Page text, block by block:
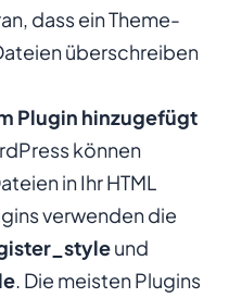
dass ein Theme-
überschreiben
Plugin hinzugefügt
können
in Ihr HTML
verwenden die
und
. Die meisten Plugins